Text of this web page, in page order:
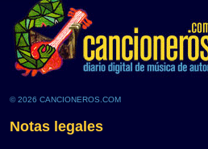
© 2026 CANCIONEROS.COM
Notas legales